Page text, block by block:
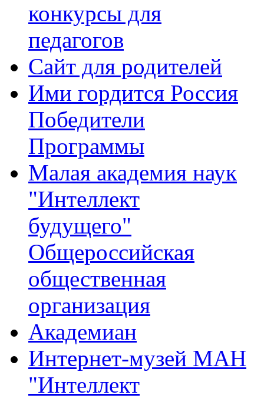
конкурсы для
педагогов
Сайт для родителей
Ими гордится Россия
Победители
Программы
Малая академия наук
"Интеллект
будущего"
Общероссийская
общественная
организация
Академиан
Интернет-музей МАН
"Интеллект